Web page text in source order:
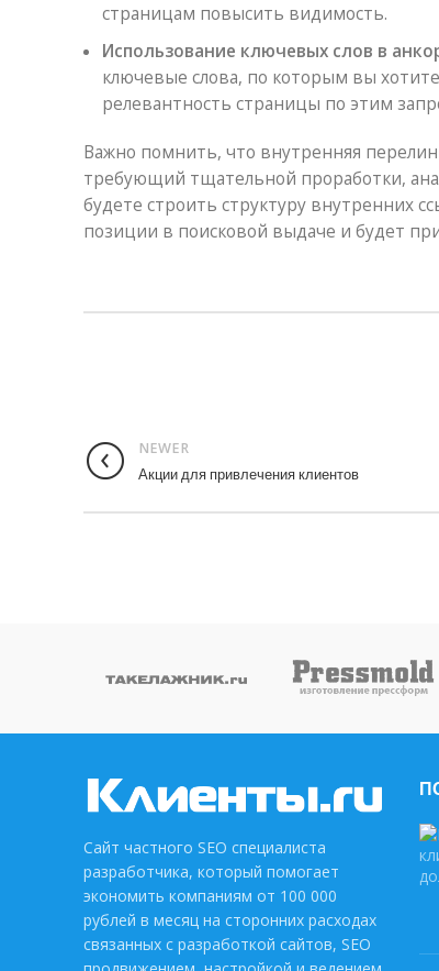
страницам повысить видимость.
Использование ключевых слов в
ключевые слова, по которым вы
релевантность страницы по этим
Важно помнить, что внутренняя
требующий тщательной проработки,
будете строить структуру внутренних
позиции в поисковой выдаче и будет
NEWER
Акции для привлечения клиентов
Сайт частного SEO специалиста
разработчика, который помогает
экономить компаниям от 100 000
рублей в месяц на сторонних расходах
связанных с разработкой сайтов, SEO